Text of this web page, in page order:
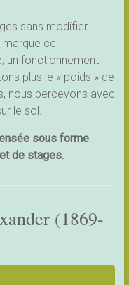
sans modifier
marque ce
un fonctionnement
plus le « poids » de
nous percevons avec
le sol.
sous forme
de stages.
(1869-